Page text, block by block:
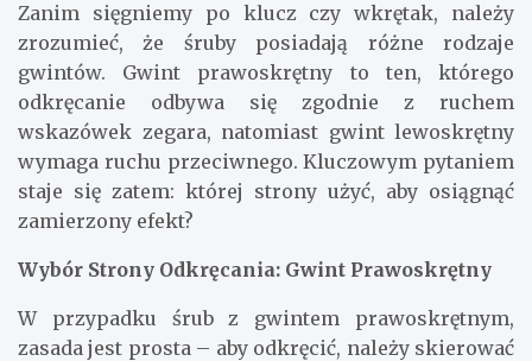
Zanim sięgniemy po klucz czy wkrętak, należy
zrozumieć, że śruby posiadają różne rodzaje
gwintów. Gwint prawoskrętny to ten, którego
odkręcanie odbywa się zgodnie z ruchem
wskazówek zegara, natomiast gwint lewoskrętny
wymaga ruchu przeciwnego. Kluczowym pytaniem
staje się zatem: której strony użyć, aby osiągnąć
zamierzony efekt?
Wybór Strony Odkręcania: Gwint Prawoskrętny
W przypadku śrub z gwintem prawoskrętnym,
zasada jest prosta – aby odkręcić, należy skierować